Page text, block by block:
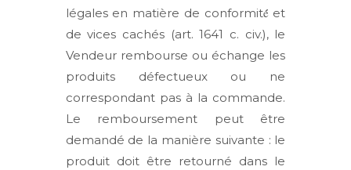
légales en matière de conformité́ et
de vices cachés (art. 1641 c. civ.), le
Vendeur rembourse ou échange les
produits défectueux ou ne
correspondant pas à la commande.
Le remboursement peut être
demandé de la manière suivante : le
produit doit être retourné dans le